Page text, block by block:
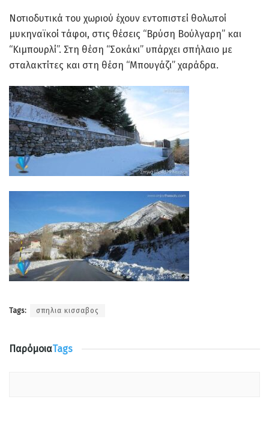
Νοτιοδυτικά του χωριού έχουν εντοπιστεί θολωτοί
μυκηναϊκοί τάφοι, στις θέσεις “Βρύση Βούλγαρη” και
“Κιμπουρλί”. Στη θέση “Σοκάκι” υπάρχει σπήλαιο με
σταλακτίτες και στη θέση “Μπουγάζι” χαράδρα.
Tags: σπηλια κισσαβος
ΠαρόμοιαTags